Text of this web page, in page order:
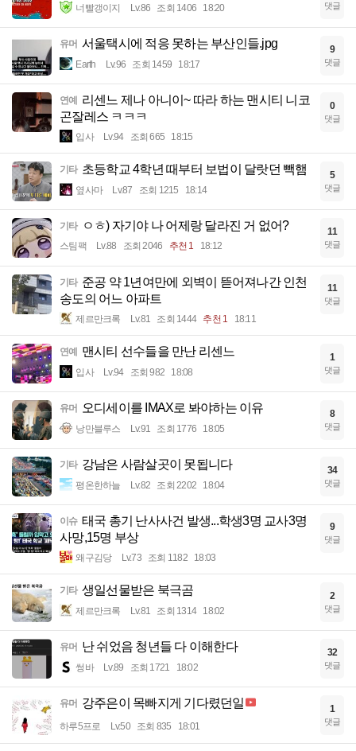
너빨갱이지 Lv.86 조회 1406 18:20 댓글
유머 서울택시에 적응 못하는 부산인들.jpg
Earth Lv.96 조회 1459 18:17
9
댓글
연예 리센느 제나 아니이~ 따라 하는 맨시티 니코
곤잘레스 ㅋㅋㅋ
입사 Lv.94 조회 665 18:15
0
댓글
기타 초등학교 4학년 때부터 보법이 달랏던 빽햄
옆사마 Lv.87 조회 1215 18:14
5
댓글
기타 ㅇㅎ) 자기야 나 어제랑 달라진 거 없어?
스팀팩 Lv.88 조회 2046 추천 1 18:12
11
댓글
기타 준공 약 1년여만에 외벽이 뜯어져나간 인천
송도의 어느 아파트
제르만크록 Lv.81 조회 1444 추천 1 18:11
11
댓글
연예 맨시티 선수들을 만난 리센느
입사 Lv.94 조회 982 18:08
1
댓글
유머 오디세이를 IMAX로 봐야하는 이유
낭만블루스 Lv.91 조회 1776 18:05
8
댓글
기타 강남은 사람살곳이 못됩니다
평온한하늘 Lv.82 조회 2202 18:04
34
댓글
이슈 태국 총기 난사사건 발생...학생3명 교사3명
사망,15명 부상
왜구김당 Lv.73 조회 1182 18:03
9
댓글
기타 생일선물받은 북극곰
제르만크록 Lv.81 조회 1314 18:02
2
댓글
유머 난 쉬었음 청년들 다 이해한다
썽바 Lv.89 조회 1721 18:02
32
댓글
유머 강주은이 목빠지게 기다렸던일
하루5프로 Lv.50 조회 835 18:01
1
댓글